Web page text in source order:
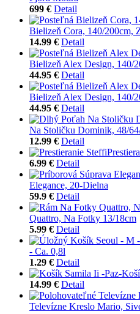
699 € Detail
Bielizeň Cora, 140/200cm,
14.99 € Detail
Bielizeň Alex Design, 140/
44.95 € Detail
Bielizeň Alex Design, 140/
44.95 € Detail
Na Stoličku Dominik, 48/
12.99 € Detail
6.99 € Detail
Elegance, 20-Dielna
59.9 € Detail
Quattro, Na Fotky 13/18cm
5.99 € Detail
- Ca. 0,8l
1.29 € Detail
14.99 € Detail
Televízne Kreslo Mario,